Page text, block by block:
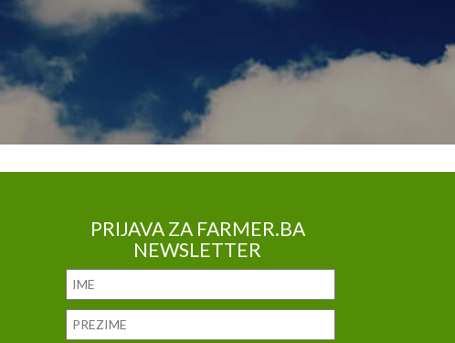
PRIJAVA ZA FARMER.BA
NEWSLETTER